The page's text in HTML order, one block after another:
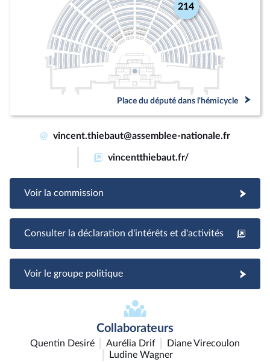
214
Place du député dans l'hémicycle
@ vincent.thiebaut@assemblee-nationale.fr
vincentthiebaut.fr/
Voir la commission
Consulter la déclaration d'intérêts et d'activités
Voir le groupe politique
Collaborateurs
Quentin Desiré Aurélia Drif
Diane Virecoulon
Ludine Wagner